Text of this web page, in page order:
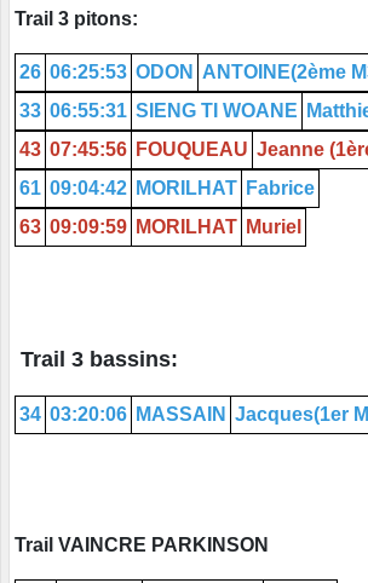
Trail 3 pitons:
26 06:25:53 ODON
ANTOINE(2ème
33 06:55:31 SIENG TI WOANE
43 07:45:56 FOUQUEAU Jeanne
61 09:04:42 MORILHAT Fabrice
63 09:09:59 MORILHAT Muriel
Trail 3 bassins:
34 03:20:06 MASSAIN Jacques(1er
Trail VAINCRE PARKINSON